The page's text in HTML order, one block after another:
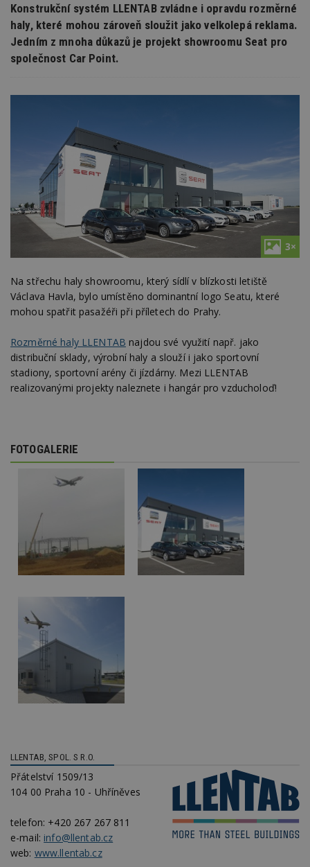
Konstrukční systém LLENTAB zvládne i opravdu rozměrné
haly, které mohou zároveň sloužit jako velkolepá reklama.
Jedním z mnoha důkazů je projekt showroomu Seat pro
společnost Car Point.
3×
Na střechu haly showroomu, který sídlí v blízkosti letiště
Václava Havla, bylo umístěno dominantní logo Seatu, které
mohou spatřit pasažéři při příletech do Prahy.
Rozměrné haly LLENTAB najdou své využití např. jako
distribuční sklady, výrobní haly a slouží i jako sportovní
stadiony, sportovní arény či jízdárny. Mezi LLENTAB
realizovanými projekty naleznete i hangár pro vzducholoď!
FOTOGALERIE
LLENTAB, SPOL. S R.O.
Přátelství 1509/13
104 00 Praha 10 - Uhříněves
telefon: +420 267 267 811
e-mail: info@llentab.cz
web: www.llentab.cz